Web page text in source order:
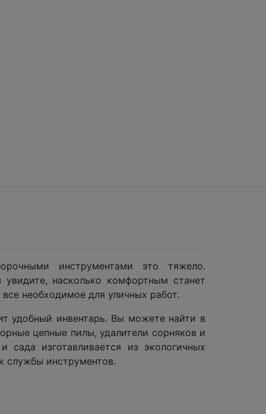
инструментами это тяжело.
насколько комфортным станет
необходимое для уличных работ.
удобный инвентарь. Вы можете найти в
цепные пилы, удалители сорняков и
изготавливается из экологичных
службы инструментов.